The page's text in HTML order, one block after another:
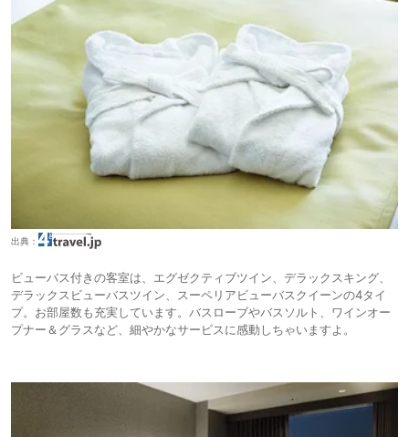
出典：
ビューバス付きの客室は、エグゼクティブツイン、デラックスキング、
デラックスビューバスツイン、スーペリアビューバスクイーンの4タイ
プ。お部屋数も充実しています。バスローブやバスソルト、ワインオー
プナー＆グラスなど、細やかなサービスに感動しちゃいますよ。